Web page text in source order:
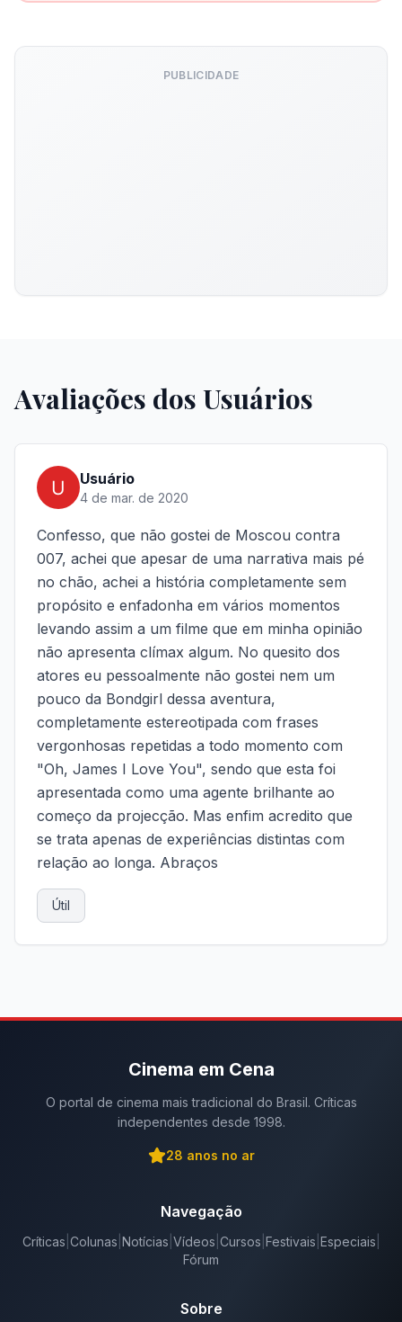
PUBLICIDADE
Avaliações dos Usuários
Usuário
4 de mar. de 2020
Confesso, que não gostei de Moscou contra
007, achei que apesar de uma narrativa mais pé
no chão, achei a história completamente sem
propósito e enfadonha em vários momentos
levando assim a um filme que em minha opinião
não apresenta clímax algum. No quesito dos
atores eu pessoalmente não gostei nem um
pouco da Bondgirl dessa aventura,
completamente estereotipada com frases
vergonhosas repetidas a todo momento com
"Oh, James I Love You", sendo que esta foi
apresentada como uma agente brilhante ao
começo da projecção. Mas enfim acredito que
se trata apenas de experiências distintas com
relação ao longa. Abraços
Útil
Cinema em Cena
O portal de cinema mais tradicional do Brasil. Críticas
independentes desde 1998.
28 anos no ar
Navegação
Críticas Colunas Notícias Vídeos Cursos Festivais Especiais
Fórum
Sobre